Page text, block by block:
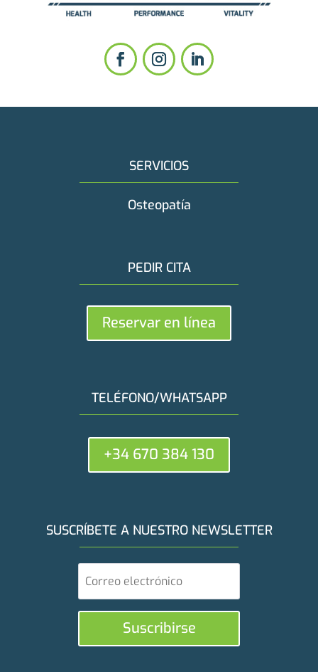
SERVICIOS
Osteopatía
PEDIR CITA
Reservar en línea
TELÉFONO/WHATSAPP
+34 670 384 130
SUSCRÍBETE A NUESTRO NEWSLETTER
Suscribirse